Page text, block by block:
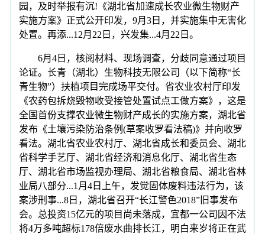
园，及时举报有沉!《湖北省加速成长农业微生物财产
实施方案》正式公开印发，9月3日，并实施集中无害化
处置。再添...12月22日，兴发集...4月22日。
6月4日，核阅材料、现场调查，分歧同意通过项目
论证。长青（湖北）生物科技无限公司（以下简称“长
青生物”）扶植项目完成场平交付。省农业农村厅印发
《农药包拆烧毁物收受接管处置试点工做方案》，这是
全国首份支撑农业微生物财产成长的实施方案，湖北省
发布《土壤污染防治条例(草案收罗看法稿)》并向收罗
看法。湖北省农业农村厅、湖北省成长和委员会、湖北
省科学手艺厅、湖北省经济和消息化厅、湖北省生态
厅、湖北省市场监视办理局、湖北省粮食局、湖北省林
业局八部分...1月4日上午，发觉固体废料违法行为，该
案涉刑事...8日，湖北省召开“长江警色2018”旧事发布
会。总投资15亿元的项目尚未落成，宜都一公司因不法
将4万多吨超标178倍废水曲排长江，明白来岁将正在武